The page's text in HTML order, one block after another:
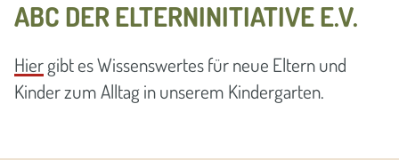
ABC DER ELTERNINITIATIVE E.V.
Hiergibt es Wissenswertes für neue Eltern und
Kinder zum Alltag in unserem Kindergarten.